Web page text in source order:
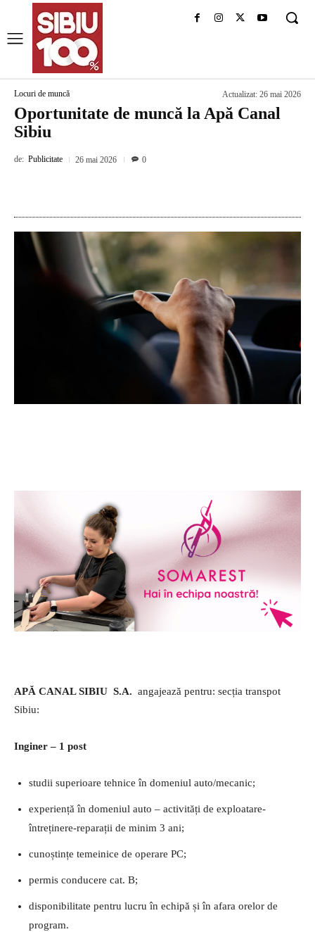
Locuri de muncă Actualizat: 26 mai 2026
Oportunitate de muncă la Apă Canal
Sibiu
de: Publicitate 26 mai 2026 0
APĂ CANAL SIBIU S.A. angajează pentru: secția transpot
Sibiu:
Inginer – 1 post
studii superioare tehnice în domeniul auto/mecanic;
experiență în domeniul auto – activități de exploatare-
întreținere-reparații de minim 3 ani;
cunoștințe temeinice de operare PC;
permis conducere cat. B;
disponibilitate pentru lucru în echipă și în afara orelor de
program.